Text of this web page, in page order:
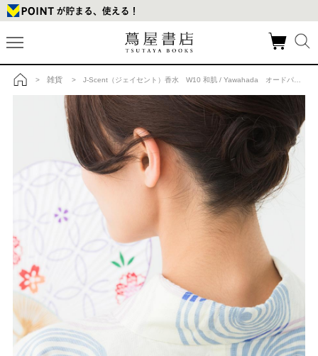
> 雑貨 > J-Scent（ジェイセント）香水 W10 和肌 / Yawahada オードパルファン EDP 50mL フレグランスの商品詳細